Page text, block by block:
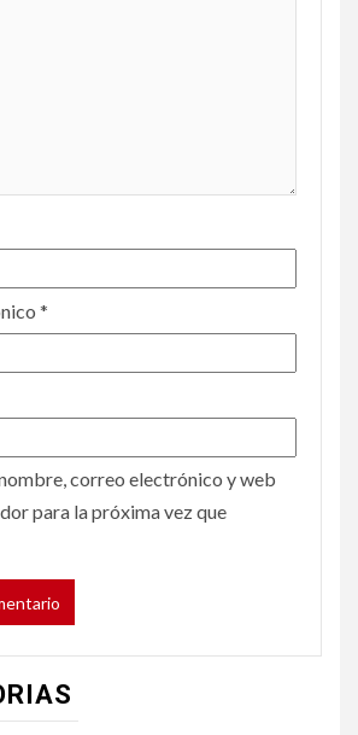
*
correo electrónico y web
para la próxima vez que